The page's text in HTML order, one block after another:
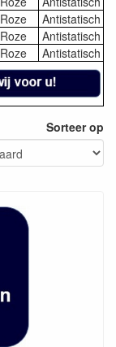
Roze
Antistatisch
Roze
Antistatisch
Roze Antistatisch
Sorteer op